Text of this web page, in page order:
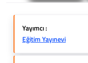
Yayımcı :
Eğitim Yayınevi